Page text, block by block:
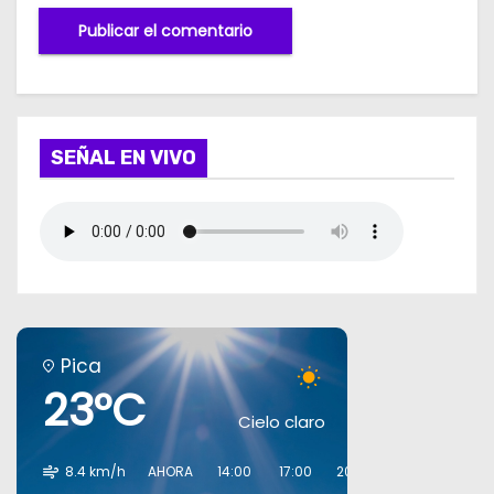
SEÑAL EN VIVO
Pica
23°C Cielo claro
8.4 km/h
AHORA 14:00 17:00 20:00